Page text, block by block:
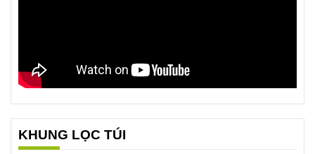
KHUNG LỌC TÚI